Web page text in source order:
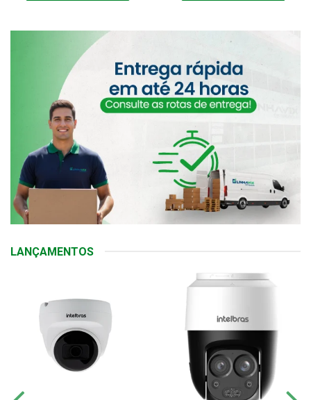
LANÇAMENTOS